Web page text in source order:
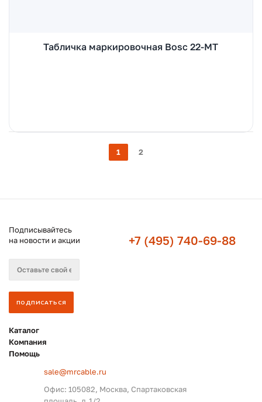
Табличка маркировочная Bosc 22-MT
1 2
Подписывайтесь
на новости и акции
+7 (495) 740-69-88
Каталог
Компания
Помощь
sale@mrcable.ru
Офис: 105082, Москва, Спартаковская